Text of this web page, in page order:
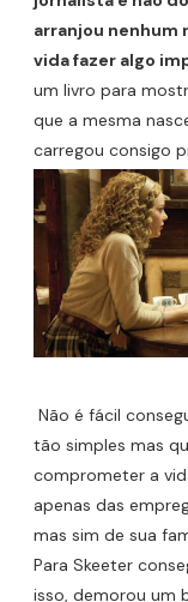
arranjou nenhum
vida fazer algo
um livro para
que a mesma
carregou consigo
Não é fácil
tão simples mas
comprometer a
apenas das
mas sim de sua
Para Skeeter
isso, demorou um